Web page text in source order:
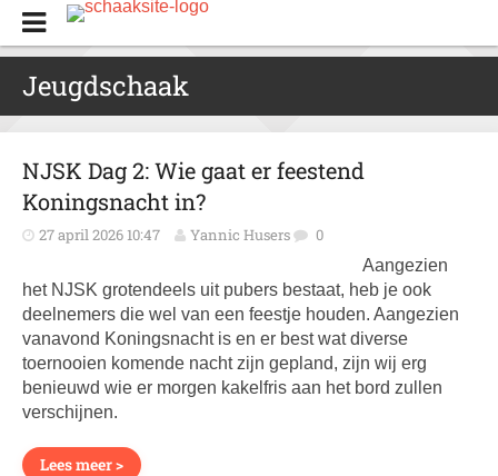
Jeugdschaak
NJSK Dag 2: Wie gaat er feestend
Koningsnacht in?
27 april 2026 10:47 Yannic Husers 0
Aangezien
het NJSK grotendeels uit pubers bestaat, heb je ook
deelnemers die wel van een feestje houden. Aangezien
vanavond Koningsnacht is en er best wat diverse
toernooien komende nacht zijn gepland, zijn wij erg
benieuwd wie er morgen kakelfris aan het bord zullen
verschijnen.
Lees meer >